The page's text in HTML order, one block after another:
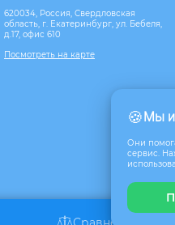
620034, Россия, Свердловская
область, г. Екатеринбург, ул. Бебеля,
д.17, офис 610
Посмотреть на карте
🍪Мы
Они
сервис.